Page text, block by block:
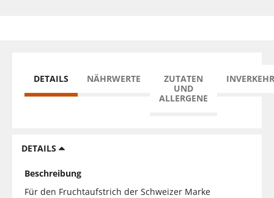
DETAILS NÄHRWERTE
ZUTATEN
UND
ALLERGENE
DETAILS
Beschreibung
Für den Fruchtaufstrich der Schweizer Marke